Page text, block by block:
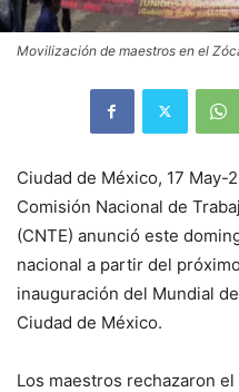
Movilización de maestros en el
Ciudad de México, 17 May-
Comisión Nacional de
(CNTE) anunció este
nacional a partir del
inauguración del Mundial
Ciudad de México.
Los maestros rechazaron